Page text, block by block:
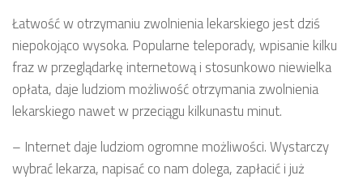
Łatwość w otrzymaniu zwolnienia lekarskiego jest dziś
niepokojąco wysoka. Popularne teleporady, wpisanie kilku
fraz w przeglądarkę internetową i stosunkowo niewielka
opłata, daje ludziom możliwość otrzymania zwolnienia
lekarskiego nawet w przeciągu kilkunastu minut.
– Internet daje ludziom ogromne możliwości. Wystarczy
wybrać lekarza, napisać co nam dolega, zapłacić i już